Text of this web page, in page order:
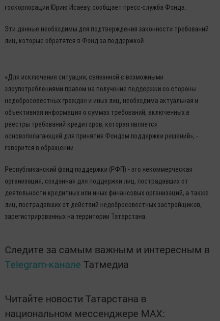
госкорпорации Юрию Исаеву, сообщает пресс-служба Фонда.
Эти данные необходимы для подтверждения законности требований
лиц, которые обратятся в Фонд за поддержкой.
«Для исключения ситуации, связанной с возможными
злоупотреблениями правом на получение поддержки со стороны
недобросовестных граждан и иных лиц, необходима актуальная и
объективная информация о суммах требований, включенных в
реестры требований кредиторов, которая является
основополагающей для принятия Фондом поддержки решений», -
говорится в обращении.
Республиканский фонд поддержки (РФП) - это некоммерческая
организация, созданная для поддержки лиц, пострадавших от
деятельности кредитных или иных финансовых организаций, а также
лиц, пострадавших от действий недобросовестных застройщиков,
зарегистрированных на территории Татарстана.
Следите за самым важным и интересным в
Telegram-канале Татмедиа
Читайте новости Татарстана в
национальном мессенджере MАХ: